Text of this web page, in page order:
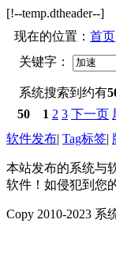
[!--temp.dtheader--]
现在的位置： 首页
关键字：
系统搜索到约有
50
1 2 3 下一页
软件发布| Tag标签|
本站发布的系统与
软件！如侵犯到您
Copy 2010-2023 系